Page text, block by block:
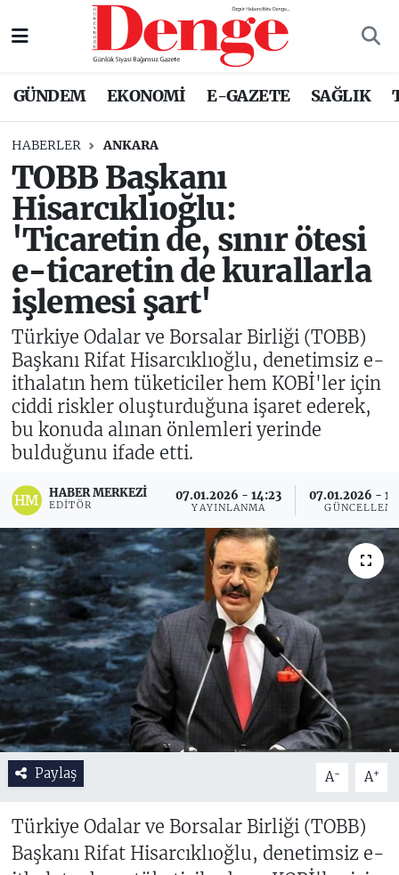
GÜNDEM EKONOMİ E-GAZETE SAĞLIK
HABERLER ANKARA
TOBB Başkanı
Hisarcıklıoğlu:
'Ticaretin de, sınır ötesi
e-ticaretin de kurallarla
işlemesi şart'
Türkiye Odalar ve Borsalar Birliği (TOBB)
Başkanı Rifat Hisarcıklıoğlu, denetimsiz e-
ithalatın hem tüketiciler hem KOBİ'ler için
ciddi riskler oluşturduğuna işaret ederek,
bu konuda alınan önlemleri yerinde
bulduğunu ifade etti.
HABER MERKEZI
EDITÖR
07.01.2026 - 14:23
YAYINLANMA
07.01.2026 -
Paylaş A- A+
Türkiye Odalar ve Borsalar Birliği (TOBB)
Başkanı Rifat Hisarcıklıoğlu, denetimsiz e-
Nöbetçi Eczaneler
Trafik Durumu
Süper Lig Puan Durumu ve Fikstür
Tüm Manşetler
Son Dakika Haberleri
Haber Arşivi